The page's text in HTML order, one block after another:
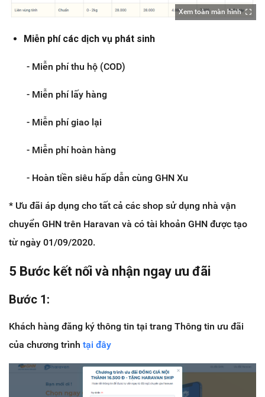
Xem toàn màn hình
Miễn phí các dịch vụ phát sinh
- Miễn phí thu hộ (COD)
- Miễn phí lấy hàng
- Miễn phí giao lại
- Miễn phí hoàn hàng
- Hoàn tiền siêu hấp dẫn cùng GHN Xu
* Ưu đãi áp dụng cho tất cả các shop sử dụng nhà vận
chuyển GHN trên Haravan và có tài khoản GHN được tạo
từ ngày 01/09/2020.
5 Bước kết nối và nhận ngay ưu đãi
Bước 1:
Khách hàng đăng ký thông tin tại trang Thông tin ưu đãi
của chương trình tại đây